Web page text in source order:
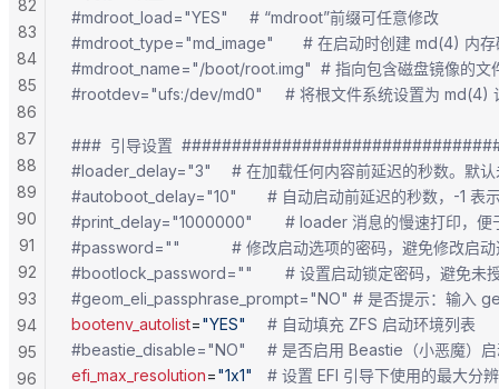
#mdroot_load="YES"		# “mdroot”前缀可任意修改
#mdroot_type="md_image"		# 在启动时创建 md(4)
#mdroot_name="/boot/root.img"	# 指向包含磁盘镜
#rootdev="ufs:/dev/md0"		# 将根文件系统设置为
###  引导设置
#loader_delay="3"		# 在加载任何内容前延迟的秒
#autoboot_delay="10"		# 自动启动前延迟的
#print_delay="1000000"		# loader 消
#password=""			# 修改启动选项的密码，避免修改启
#bootlock_password=""		# 设置启动锁定
#geom_eli_passphrase_prompt="NO" # 是否提示：输入
bootenv_autolist="YES"
		# 自动填充 ZFS 启动环境列表
#beastie_disable="NO"		# 是否启用 Beastie（小恶
efi_max_resolution="1x1"
# 设置 EFI 引导下使用的最大
82
83
84
85
86
87
88
89
90
91
92
93
94
95
96